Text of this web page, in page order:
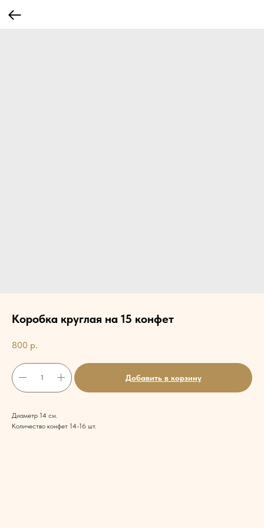
Коробка круглая на 15 конфет
800 р.
Добавить в корзину
Диаметр 14 см.
Количество конфет 14-16 шт.